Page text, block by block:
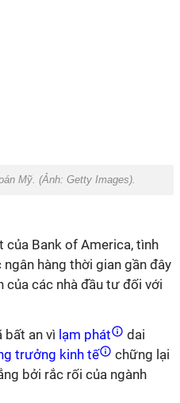
Mỹ. (Ảnh: Getty Images).
của Bank of America, tình
hàng thời gian gần đây
các nhà đầu tư đối với
bất an vì lạm phát
dai
trưởng kinh tế
chững lại
bởi rắc rối của ngành